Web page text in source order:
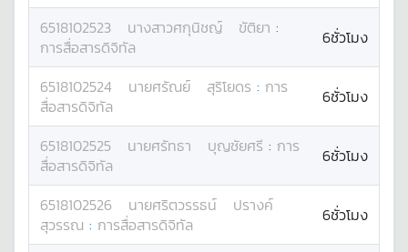
6518102523 นางสาวศกุนิชญ์ ขัติยา :
การสื่อสารดิจิทัล
6ชั่วโมง
6518102524 นายศรัณย์ สุริโยดร : การ
สื่อสารดิจิทัล
6ชั่วโมง
6518102525 นายศรัทธา บุญชัยศรี : การ
สื่อสารดิจิทัล
6ชั่วโมง
6518102526 นายศริตวรรธน์
ปรางค์
สุวรรณ : การสื่อสารดิจิทัล 6ชั่วโมง